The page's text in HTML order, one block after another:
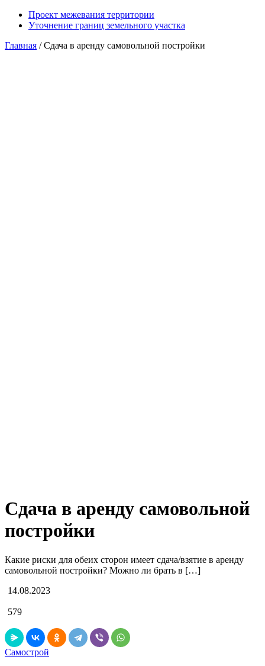
Проект межевания территории
Уточнение границ земельного участка
Главная /Сдача в аренду самовольной постройки
Сдача в аренду самовольной
постройки
Какие риски для обеих сторон имеет сдача/взятие в аренду
самовольной постройки? Можно ли брать в […]
14.08.2023
579
Самострой